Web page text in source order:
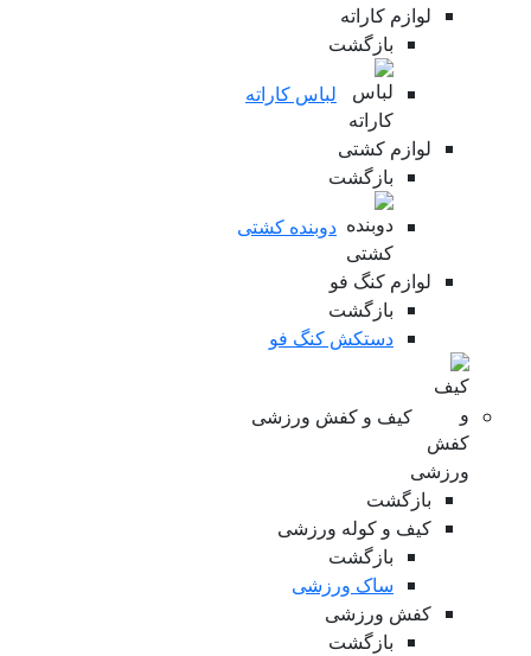
لوازم کاراته
بازگشت
لباس کاراته
لوازم کشتی
بازگشت
دوبنده کشتی
لوازم کنگ فو
بازگشت
دستکش کنگ فو
کیف و کفش ورزشی
بازگشت
کیف و کوله ورزشی
بازگشت
ساک ورزشی
کفش ورزشی
بازگشت